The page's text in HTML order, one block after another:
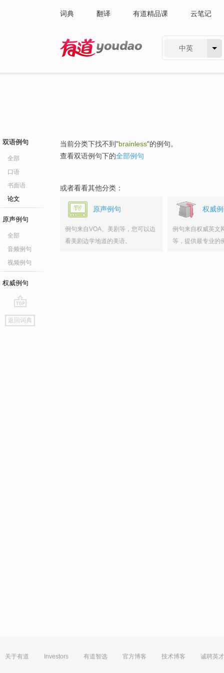
词典 翻译 有道精品课 云笔记
中英
双语例句
全部
口语
书面语
论文
原声例句
全部
音频例句
视频例句
权威例句
go
top
返回词典
当前分类下找不到"brainless"的例句。
查看双语例句下的全部例句
或者看看其他分类：
原声例句
例句来自VOA、美剧等，您可以边
看美剧边学地道的美语。
权威
例句来自权威英文
等，提供最专业的
关于有道 Investors 有道智选 官方博客 技术博客 诚聘英才